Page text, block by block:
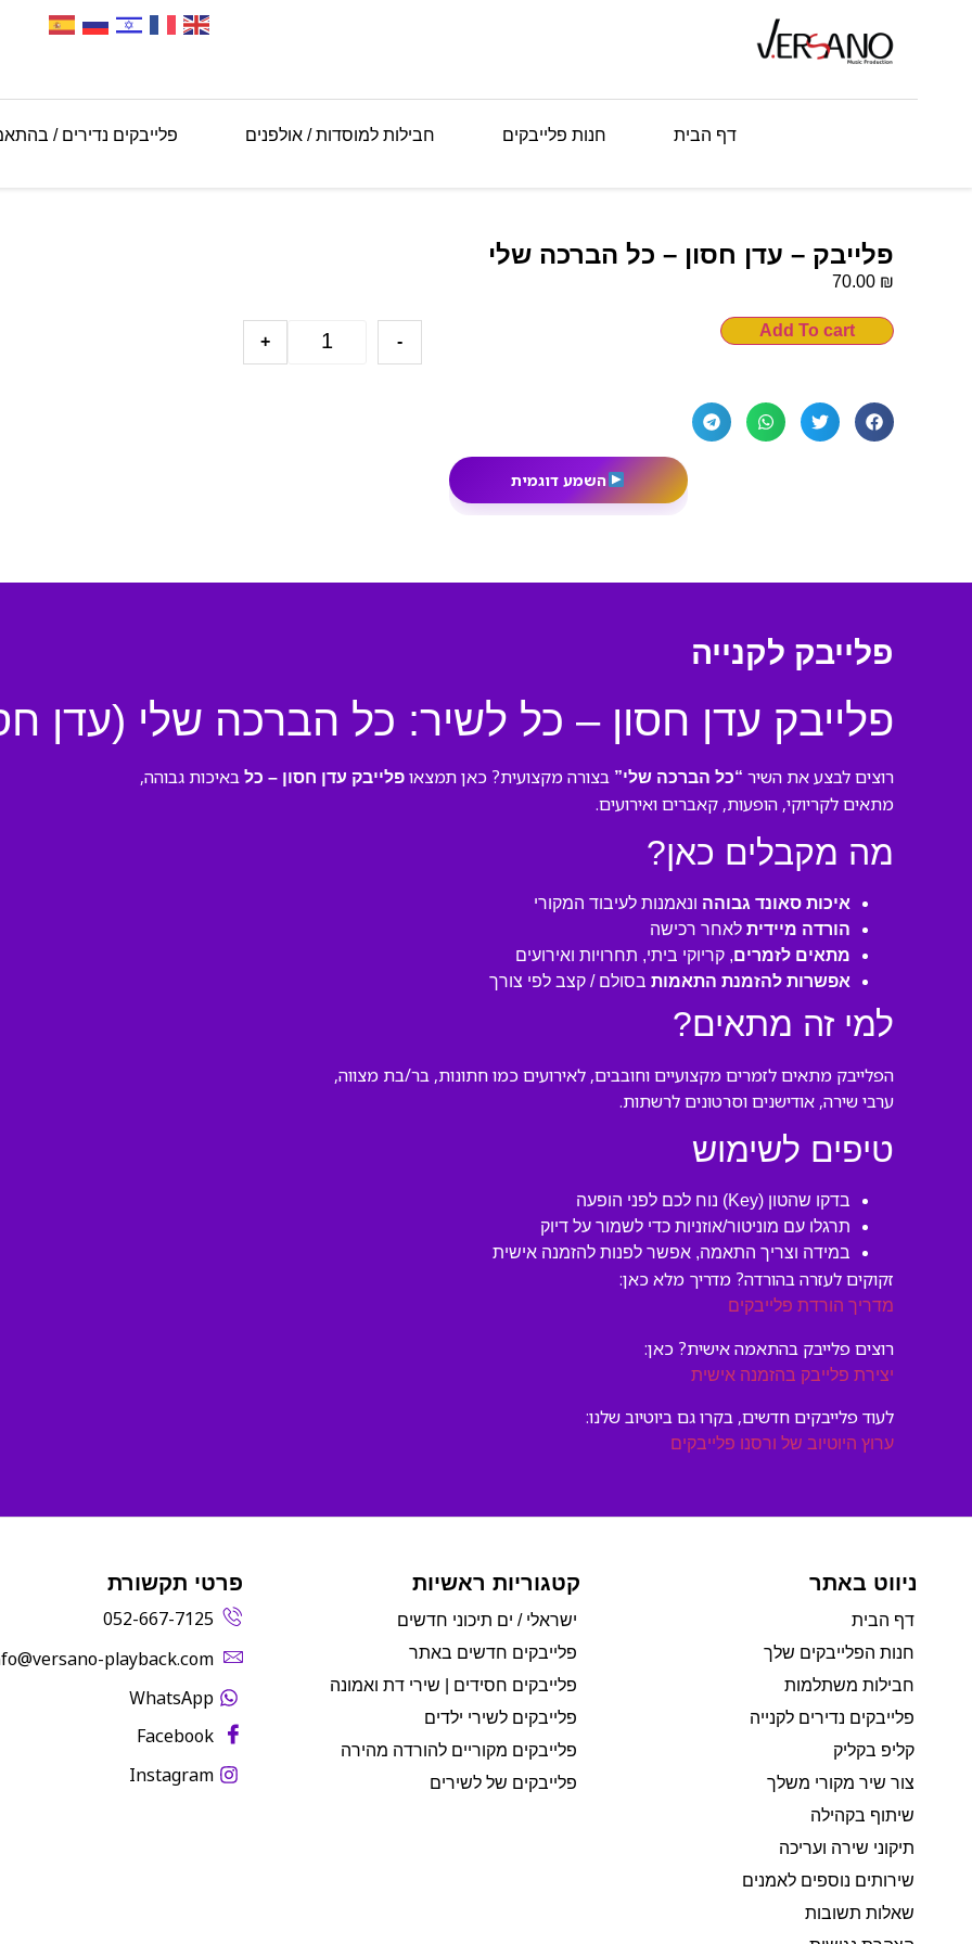
דף הבית חנות פלייבקים חבילות למוסדות / אולפנים פלייבקים נדירים /
פלייבק – עדן חסון – כל הברכה שלי
70.00 ₪
-
+
Add To cart
השמע דוגמית
פלייבק לקנייה
פלייבק עדן חסון – כל לשיר: כל הברכה שלי (עדן
רוצים לבצע את השיר “כל הברכה שלי” בצורה מקצועית? כאן תמצאו פלייבק עדן חסון – כל באיכות גבוהה,
מתאים לקריוקי, הופעות, קאברים ואירועים.
מה מקבלים כאן?
איכות סאונד גבוהה ונאמנות לעיבוד המקורי
הורדה מיידית לאחר רכישה
מתאים לזמרים, קריוקי ביתי, תחרויות ואירועים
אפשרות להזמנת התאמות בסולם / קצב לפי צורך
למי זה מתאים?
הפלייבק מתאים לזמרים מקצועיים וחובבים, לאירועים כמו חתונות, בר/בת מצווה,
ערבי שירה, אודישנים וסרטונים לרשתות.
טיפים לשימוש
בדקו שהטון (Key) נוח לכם לפני הופעה
תרגלו עם מוניטור/אוזניות כדי לשמור על דיוק
במידה וצריך התאמה, אפשר לפנות להזמנה אישית
זקוקים לעזרה בהורדה? מדריך מלא כאן:
מדריך הורדת פלייבקים
רוצים פלייבק בהתאמה אישית? כאן:
יצירת פלייבק בהזמנה אישית
לעוד פלייבקים חדשים, בקרו גם ביוטיוב שלנו:
ערוץ היוטיוב של ורסנו פלייבקים
ניווט באתר
דף הבית
חנות הפלייבקים שלך
חבילות משתלמות
פלייבקים נדירים לקנייה
קליפ בקליק
צור שיר מקורי משלך
שיתוף בקהילה
תיקוני שירה ועריכה
שירותים נוספים לאמנים
שאלות תשובות
קטגוריות ראשיות
ישראלי / ים תיכוני חדשים
פלייבקים חדשים באתר
פלייבקים חסידים | שירי דת ואמונה
פלייבקים לשירי ילדים
פלייבקים מקוריים להורדה מהירה
פלייבקים של לשירים
פרטי תקשורת
052-667-7125
playback.com‬
WhatsApp
Facebook
Instagram